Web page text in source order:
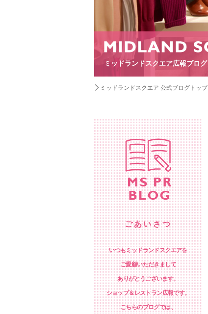
ミッドランドスクエア広報ブログ
ミッドランドスクエア 公式ブログトップ
ごあいさつ
いつもミッドランドスクエアを
ご愛顧いただきまして
ありがとうございます。
ショップ＆レストラン広報です。
こちらのブログでは、